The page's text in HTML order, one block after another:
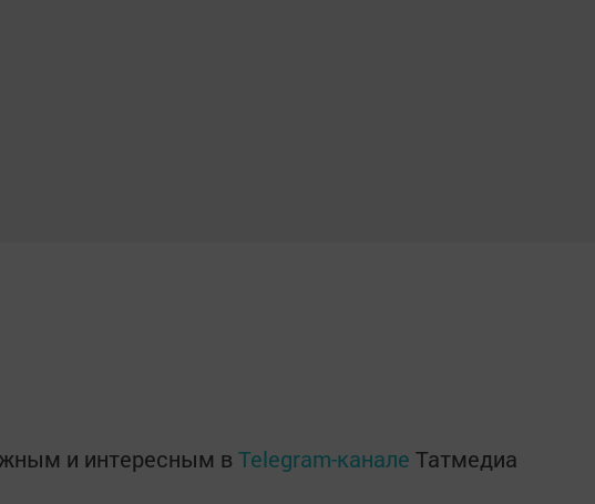
и интересным в Telegram-канале Татмедиа